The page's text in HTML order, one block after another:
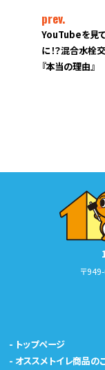
prev.
YouTubeを見
に！？混合水栓
『本当の理由』
〒
- トップページ
- オススメトイレ商品の